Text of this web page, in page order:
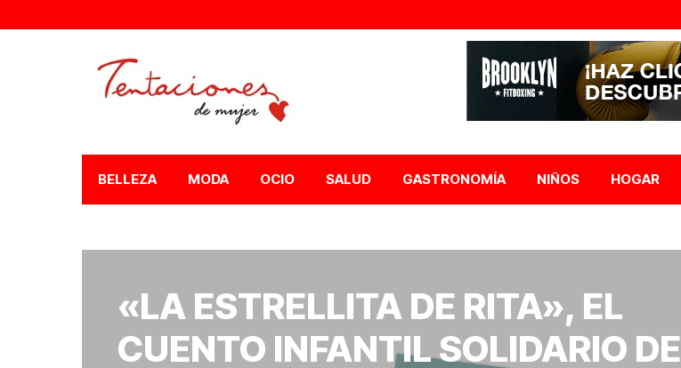
BELLEZA MODA OCIO SALUD GASTRONOMÍA NIÑOS HOGAR
«LA ESTRELLITA DE RITA», EL
CUENTO INFANTIL SOLIDARIO DE